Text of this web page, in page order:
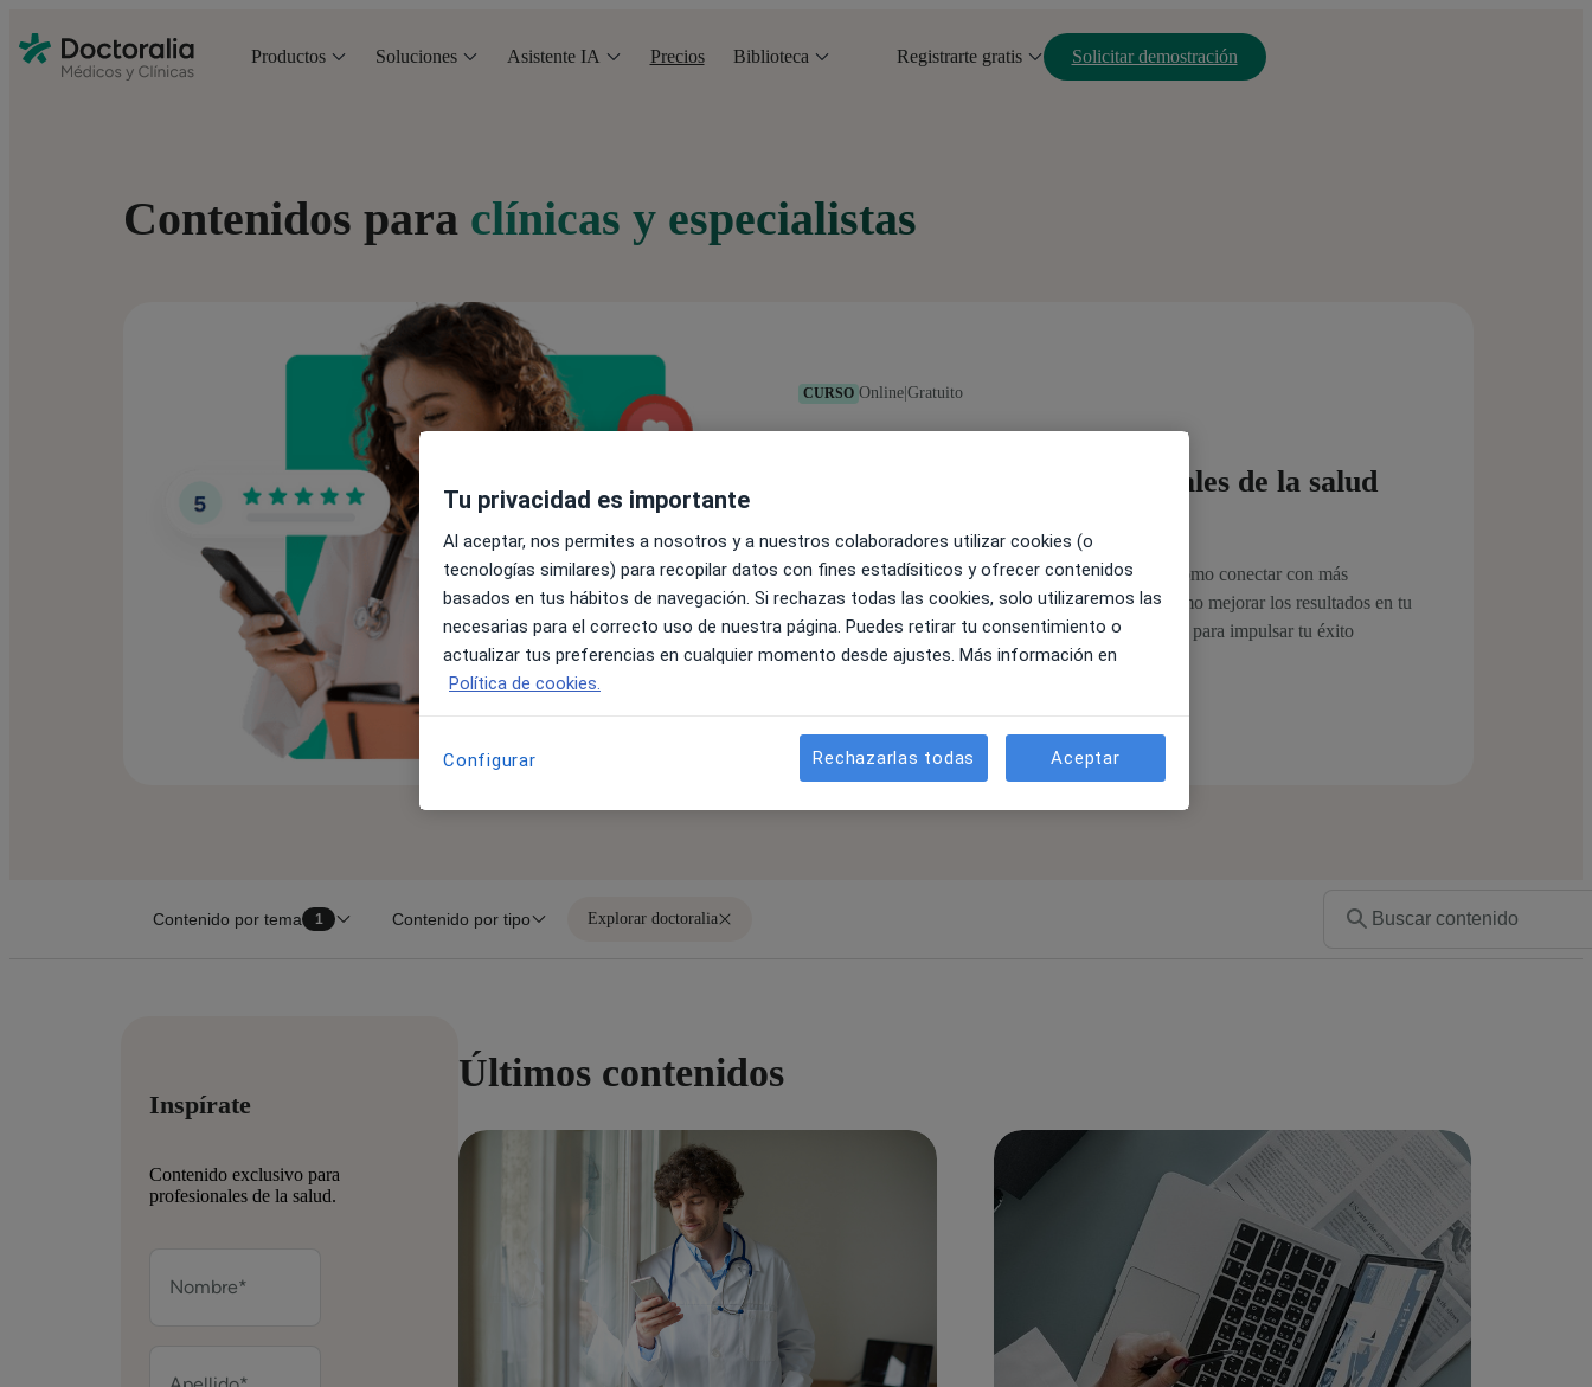
Productos Soluciones Asistente IA Precios Biblioteca Registrarte gratis Solicitar demostración
Contenidos para clínicas y especialistas
CURSO Online Gratuito
Cursos online para profesionales de la salud
Regístrate a nuestros cursos gratuitos. Aprenderás cómo conectar con más
pacientes, cómo aumentar tu visibilidad online y cómo mejorar los resultados en tu
clínica o consulta. Accede a contenido especializado para impulsar tu éxito
profesional.
Contenido por tema 1 Contenido por tipo Explorar doctoralia
Inspírate
Contenido exclusivo para
profesionales de la salud.
Últimos contenidos
Tu privacidad es importante
Al aceptar, nos permites a nosotros y a nuestros colaboradores utilizar cookies (o
tecnologías similares) para recopilar datos con fines estadísiticos y ofrecer contenidos
basados en tus hábitos de navegación. Si rechazas todas las cookies, solo utilizaremos las
necesarias para el correcto uso de nuestra página. Puedes retirar tu consentimiento o
actualizar tus preferencias en cualquier momento desde ajustes. Más información en
Política de cookies.
Configurar Rechazarlas todas Aceptar